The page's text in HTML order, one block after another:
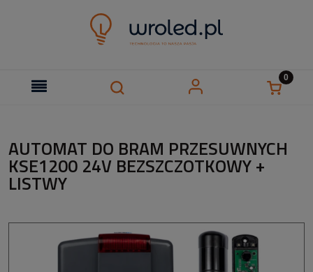
AUTOMAT DO BRAM PRZESUWNYCH
KSE1200 24V BEZSZCZOTKOWY +
LISTWY